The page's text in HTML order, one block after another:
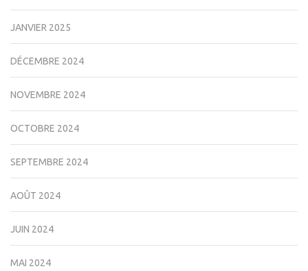
JANVIER 2025
DÉCEMBRE 2024
NOVEMBRE 2024
OCTOBRE 2024
SEPTEMBRE 2024
AOÛT 2024
JUIN 2024
MAI 2024